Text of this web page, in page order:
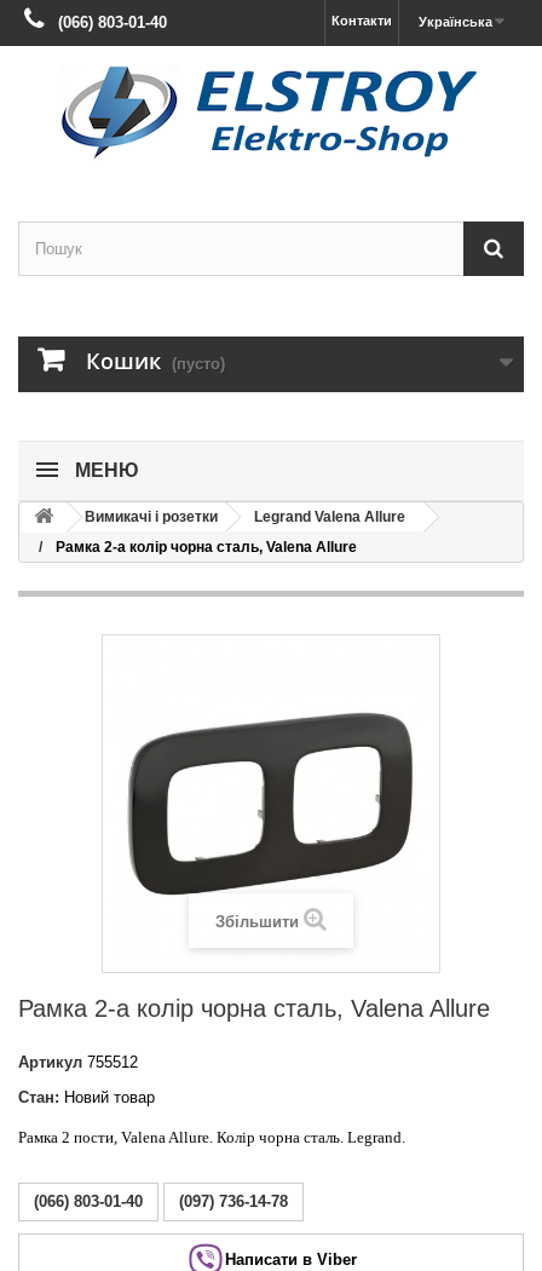
Українська
Контакти
(066) 803-01-40
Кошик (пусто)
МЕНЮ
Вимикачі і розетки
Legrand Valena Allure
Рамка 2-а колір чорна сталь, Valena Allure
Збільшити
Рамка 2-а колір чорна сталь, Valena Allure
Артикул 755512
Стан: Новий товар
Рамка 2 пости, Valena Allure. Колір чорна сталь. Legrand.
(066) 803-01-40 (097) 736-14-78
Написати в Viber